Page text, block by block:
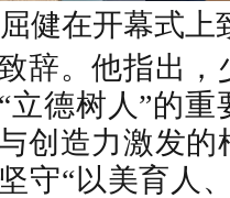
屈健在开幕式上
辞。他指出
立德树人”的
创造力激发
守“以美育人